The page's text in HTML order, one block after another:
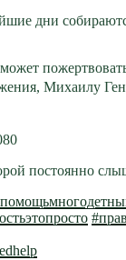
дни
Михаилу
постоянно